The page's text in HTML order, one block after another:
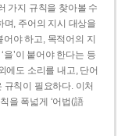
가지 규칙을 찾아볼 수
며, 주어의 지시 대상을
어야 하고, 목적어의 지
을’이 붙어야 한다는 등
에도 소리를 내고, 단어
칙이 필요하다. 이처
을 폭넓게 ‘어법(語